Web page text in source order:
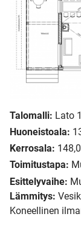
Talomalli: Lato
Huoneistoala:
Kerrosala:
Toimitustapa:
Esittelyvaihe:
Lämmitys:
Koneellinen